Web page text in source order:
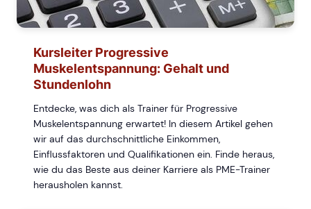
Kursleiter Progressive
Muskelentspannung: Gehalt und
Stundenlohn
Entdecke, was dich als Trainer für Progressive
Muskelentspannung erwartet! In diesem Artikel gehen
wir auf das durchschnittliche Einkommen,
Einflussfaktoren und Qualifikationen ein. Finde heraus,
wie du das Beste aus deiner Karriere als PME-Trainer
herausholen kannst.